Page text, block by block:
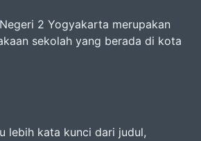
2 Yogyakarta merupakan
sekolah yang berada di kota
lebih kata kunci dari judul,